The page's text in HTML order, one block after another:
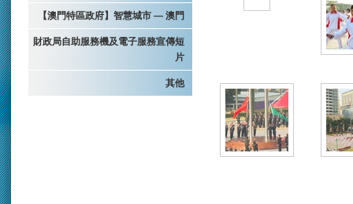
【澳門特區政府】智慧城市 — 澳門
財政局自助服務機及電子服務宣傳短
片
其他